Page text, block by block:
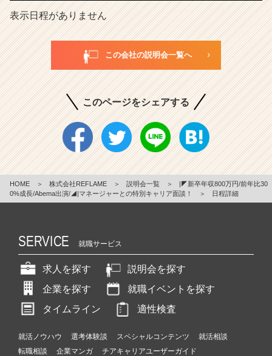
表示日程がありません
この会社の説明会一覧へ
このページをシェアする
HOME ＞ 株式会社REFLAME ＞ 説明会一覧 ＞
|◤新卒年収800万円/前年比30
0%成長/Abema出演/◢|マネージャーとの特別キャリア面談！
＞ 日程詳細
SERVICE 就職サービス
求人を探す
説明会を探す
企業を探す
就職イベントを探す
タイムライン
適性検査
就活ノウハウ 選考体験談 スペシャルコンテンツ
就活相談
転職相談
企業マンガ チアキャリアユーザーガイド